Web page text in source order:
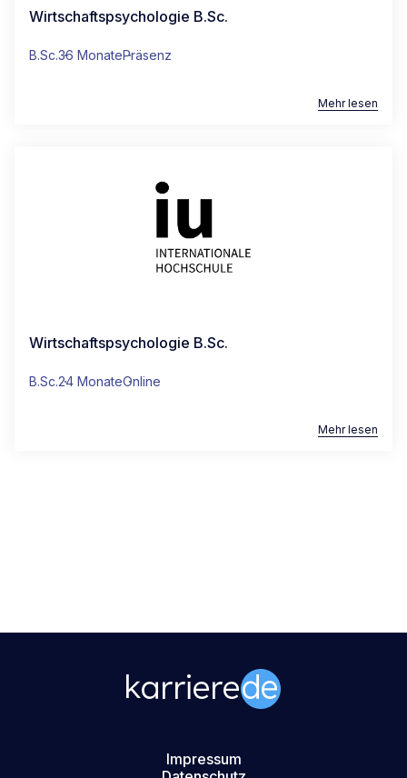
Wirtschaftspsychologie B.Sc.
B.Sc.36 MonatePräsenz
Mehr lesen
Wirtschaftspsychologie B.Sc.
B.Sc.24 MonateOnline
Mehr lesen
Impressum